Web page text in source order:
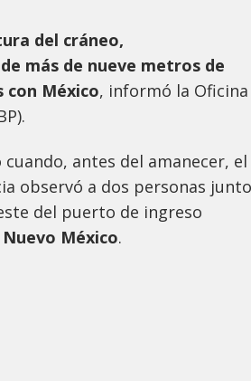
del cráneo,
más de nueve metros de
México, informó la Oficina
antes del amanecer, el
observó a dos personas junto
del puerto de ingreso
México.